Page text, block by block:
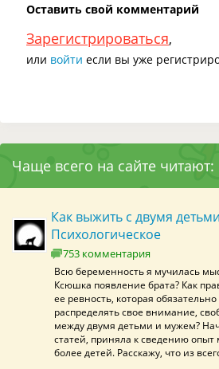
Оставить свой комментарий
Зарегистрироваться,
или войти если вы уже
Чаще всего на сайте читают:
Как выжить с двумя
Психологическое
753 комментария
Всю беременность я мучилась
Ксюшка появление брата? Как
ее ревность, которая обязательно
распределять свое внимание,
между двумя детьми и мужем?
статей, приняла к сведению
более детей. Расскажу, что из